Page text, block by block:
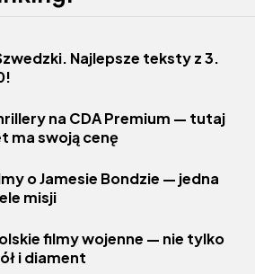
Najlepsze teksty z 3.
na CDA Premium — tutaj
ma swoją cenę
o Jamesie Bondzie — jedna
misji
filmy wojenne — nie tylko
i diament